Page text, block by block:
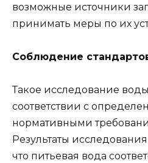
возможные источники
принимать меры по их
Соблюдение
Такое исследование
соответствии с
нормативными
Результаты
что питьевая вода